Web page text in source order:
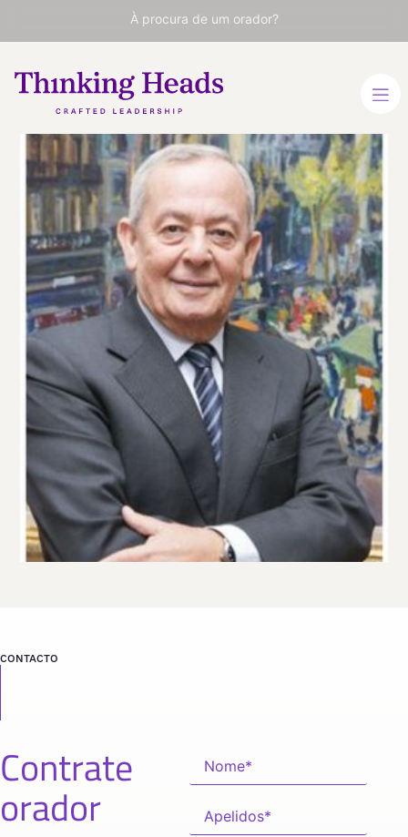
À procura de um orador?
Carlos
Solchaga
Ministro da Economia e
Finanças da Espanha
(1985-1993)
ESPANHOL
VER PERFIL
Viaja
desde
MADRID
CONTACTO
Contrate
orador